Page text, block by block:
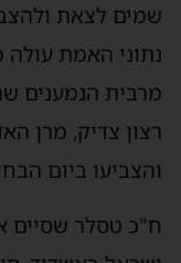
שמים לצאת
נתוני האמת
מרבית הנמענים
רצון צדיק, מרן
והצביעו ביום
ח"כ טסלר שסיים